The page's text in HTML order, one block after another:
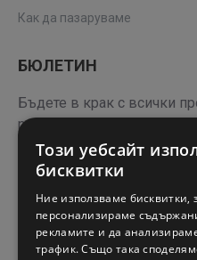
Как да пазаруваме
БЮЛЕТИН
Бъдете в крак с всички
регистрирате за нашия
ТЕСТ ЗА СИГУРНОСТ
Въведете кода в полето
отдолу
Този уебсайт
бисквитки
Ние използваме бисквитки,
персонализираме
рекламите и да
трафик. Също така